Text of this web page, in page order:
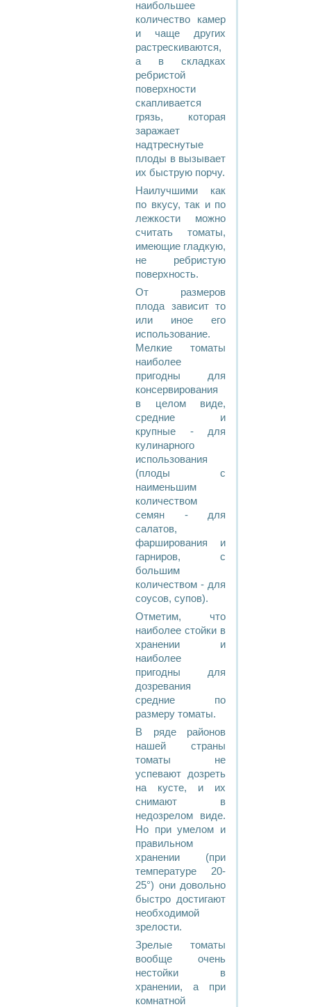
наибольшее
количество камер
и чаще других
растрескиваются,
а в складках
ребристой
поверхности
скапливается
грязь, которая
заражает
надтреснутые
плоды в вызывает
их быструю порчу.
Наилучшими как
по вкусу, так и по
лежкости можно
считать томаты,
имеющие гладкую,
не ребристую
поверхность.
От размеров
плода зависит то
или иное его
использование.
Мелкие томаты
наиболее
пригодны для
консервирования
в целом виде,
средние и
крупные - для
кулинарного
использования
(плоды с
наименьшим
количеством
семян - для
салатов,
фарширования и
гарниров, с
большим
количеством - для
соусов, супов).
Отметим, что
наиболее стойки в
хранении и
наиболее
пригодны для
дозревания
средние по
размеру томаты.
В ряде районов
нашей страны
томаты не
успевают дозреть
на кусте, и их
снимают в
недозрелом виде.
Но при умелом и
правильном
хранении (при
температуре 20-
25°) они довольно
быстро достигают
необходимой
зрелости.
Зрелые томаты
вообще очень
нестойки в
хранении, а при
комнатной